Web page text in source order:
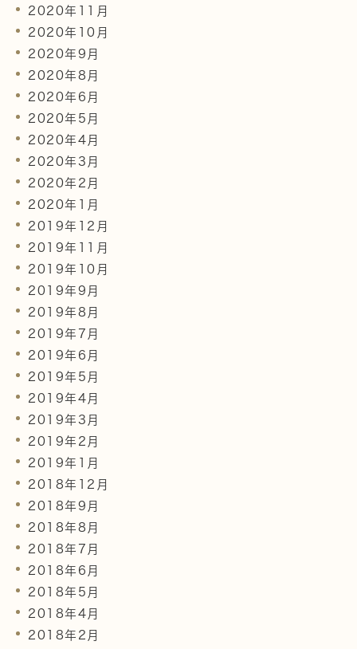
2020年11月
2020年10月
2020年9月
2020年8月
2020年6月
2020年5月
2020年4月
2020年3月
2020年2月
2020年1月
2019年12月
2019年11月
2019年10月
2019年9月
2019年8月
2019年7月
2019年6月
2019年5月
2019年4月
2019年3月
2019年2月
2019年1月
2018年12月
2018年9月
2018年8月
2018年7月
2018年6月
2018年5月
2018年4月
2018年2月